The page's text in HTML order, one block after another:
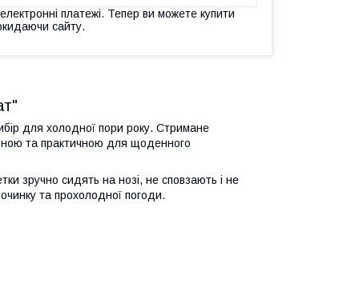
платежі. Тепер ви можете купити
сайту.
для холодної пори року. Стримане
та практичною для щоденного
зручно сидять на нозі, не сповзають і не
та прохолодної погоди.